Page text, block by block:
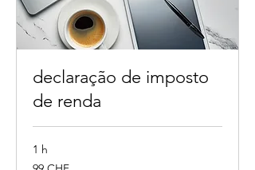
declaração de imposto
de renda
1 h
99